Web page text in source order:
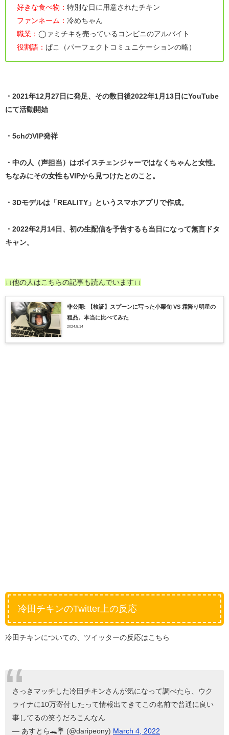
好きな食べ物： 特別な日に用意されたチキン
ファンネーム： 冷めちゃん
職業： ◯ァミチキを売っているコンビニのアルバイト
役割語： ぱこ（パーフェクトコミュニケーションの略）
・2021年12月27日に発足、その数日後2022年1月13日にYouTube
にて活動開始
・5chのVIP発祥
・中の人（声担当）はボイスチェンジャーではなくちゃんと女性。
ちなみにその女性もVIPから見つけたとのこと。
・3Dモデルは「REALITY」というスマホアプリで作成。
・2022年2月14日、初の生配信を予告するも当日になって無言ドタ
キャン。
↓↓他の人はこちらの記事も読んでいます↓↓
非公開: 【検証】スプーンに写った小栗旬 VS 霜降り明星の
粗品。本当に比べてみた
2024.5.14
冷田チキンのTwitter上の反応
冷田チキンについての、ツイッターの反応はこちら
さっきマッチした冷田チキンさんが気になって調べたら、ウク
ライナに10万寄付したって情報出てきてこの名前で普通に良い
事してるの笑うだろこんなん
— あすとら🐊💐 (@daripeony) March 4, 2022